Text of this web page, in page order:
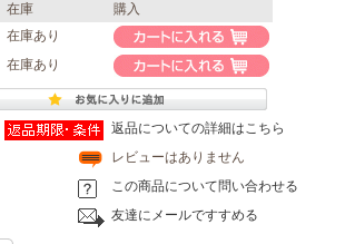
在庫
購入
在庫あり
在庫あり
返品についての詳細はこちら
レビューはありません
この商品について問い合わせる
友達にメールですすめる